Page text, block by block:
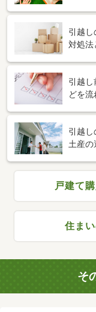
引越
対処法
引越し
どを
引越
土産の
戸建て
住ま
そ